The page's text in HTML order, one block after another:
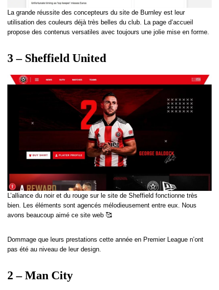
La grande réussite des concepteurs du site de Burnley est leur
utilisation des couleurs déjà très belles du club. La page d’accueil
propose des contenus versatiles avec toujours une jolie mise en forme.
3 – Sheffield United
L’alliance du noir et du rouge sur le site de Sheffield fonctionne très
bien. Les éléments sont agencés mélodieusement entre eux. Nous
avons beaucoup aimé ce site web 🥰
Dommage que leurs prestations cette année en Premier League n’ont
pas été au niveau de leur design.
2 – Man City